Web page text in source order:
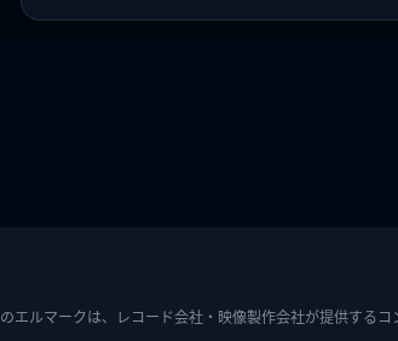
エルマークは、レコード会社・映像製作会社が提供する